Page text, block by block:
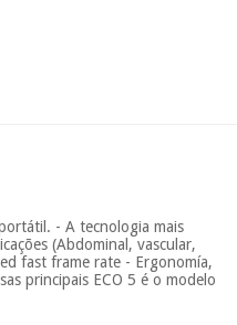
- A tecnologia mais
(Abdominal, vascular,
fast frame rate - Ergonomía,
principais ECO 5 é o modelo